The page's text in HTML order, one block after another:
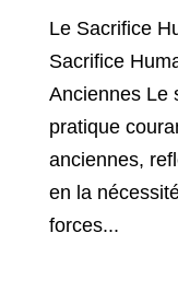
Le Sacrifice
Sacrifice
Anciennes Le
pratique
anciennes,
en la
forces...